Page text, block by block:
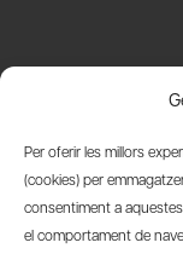
Per oferir les millors
(cookies) per
consentiment a
el comportament de